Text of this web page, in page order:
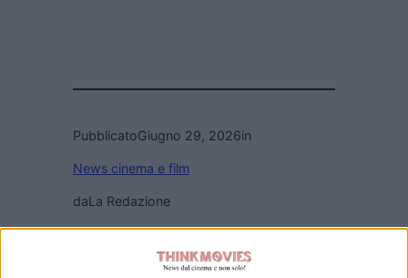
PubblicatoGiugno 29, 2026in
News cinema e film
daLa Redazione